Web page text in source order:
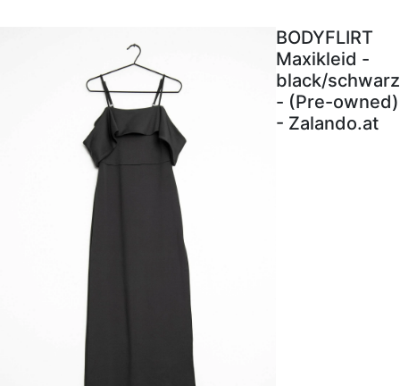
BODYFLIRT
Maxikleid -
black/schwarz
- (Pre-owned)
- Zalando.at